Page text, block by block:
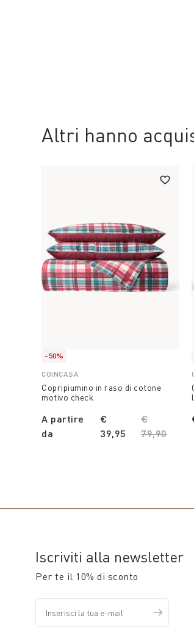
Altri hanno
-50%
COINCASA
Copripiumino in raso di cotone
motivo check
A partire
da
Price
€
79,90to
€
39,95
Iscriviti alla newsletter
Per te il 10% di sconto